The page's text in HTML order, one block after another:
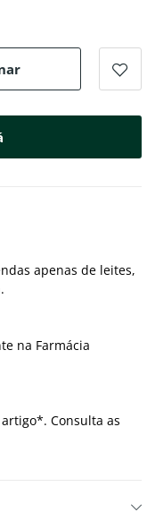
apenas de leites,
na Farmácia
Consulta as